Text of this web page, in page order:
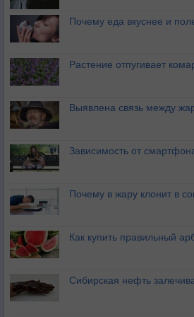
Почему еда вкуснее и
Растение отпугивает
Выявлена связь между
Зависимость от
Почему в жару клонит в
Как купить правильный
Сибирская нефть